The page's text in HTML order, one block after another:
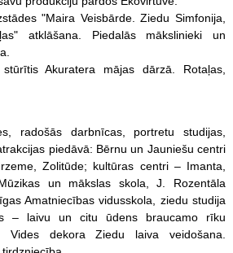
"Maira Veisbārde. Ziedu Simfonija,
atklāšana. Piedalās mākslinieki un
Akuratera mājas dārzā. Rotaļas,
radošās darbnīcas, portretu studijas,
piedāvā: Bērnu un Jauniešu centri
Zolitūde; kultūras centri – Imanta,
un mākslas skola, J. Rozentāla
Amatniecības vidusskola, ziedu studija
– laivu un citu ūdens braucamo rīku
Vides dekora Ziedu laiva veidošana.